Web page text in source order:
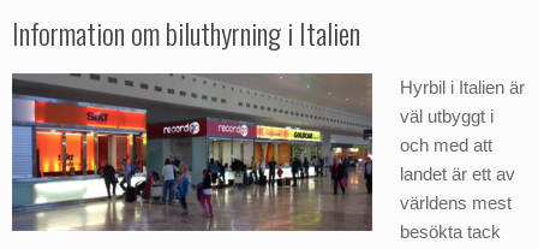
Information om biluthyrning i Italien
Hyrbil i Italien är
väl utbyggt i
och med att
landet är ett av
världens mest
besökta tack